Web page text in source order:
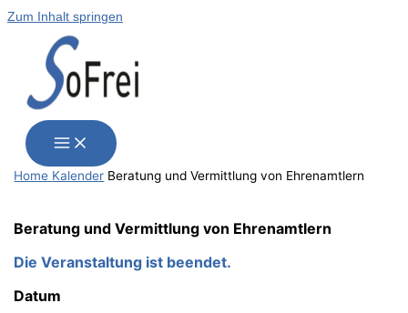
Zum Inhalt springen
Home Kalender Bera­tung und Ver­mitt­lung von Ehrenamtlern
Bera­tung und Ver­mitt­lung von Ehrenamtlern
Die Veranstaltung ist beendet.
Datum